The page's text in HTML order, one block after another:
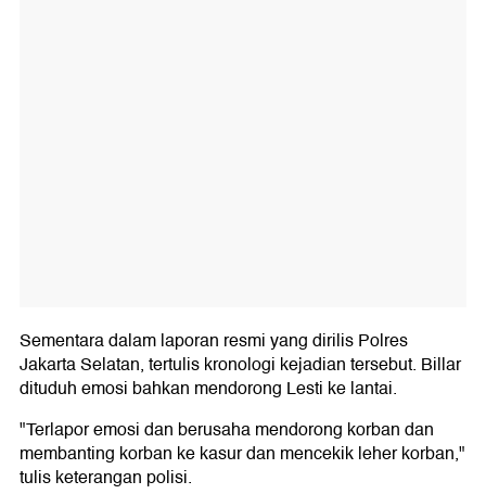
Sementara dalam laporan resmi yang dirilis Polres
Jakarta Selatan, tertulis kronologi kejadian tersebut. Billar
dituduh emosi bahkan mendorong Lesti ke lantai.
"Terlapor emosi dan berusaha mendorong korban dan
membanting korban ke kasur dan mencekik leher korban,"
tulis keterangan polisi.